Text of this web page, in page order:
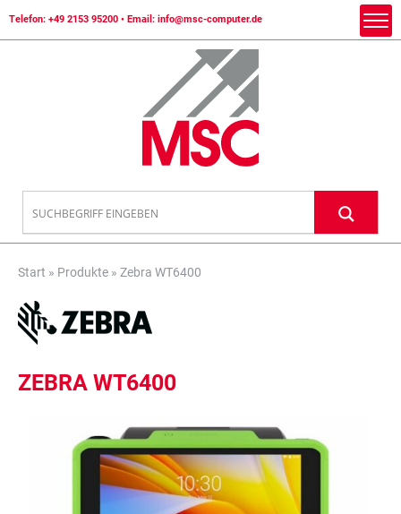
Telefon: +49 2153 95200 • Email: info@msc-computer.de
Start » Produkte » Zebra WT6400
ZEBRA WT6400